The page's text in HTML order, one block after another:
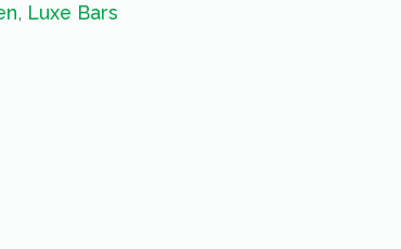
, Luxe Bars